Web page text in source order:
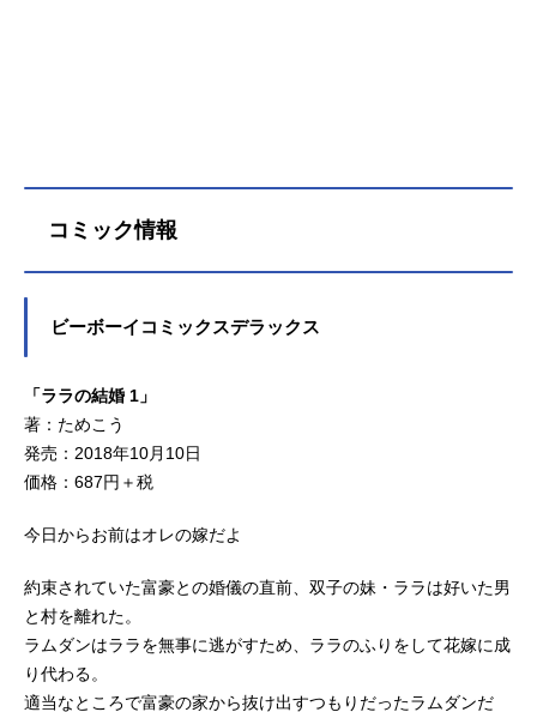
コミック情報
ビーボーイコミックスデラックス
「ララの結婚 1」
著：ためこう
発売：2018年10月10日
価格：687円＋税
今日からお前はオレの嫁だよ
約束されていた富豪との婚儀の直前、双子の妹・ララは好いた男
と村を離れた。
ラムダンはララを無事に逃がすため、ララのふりをして花嫁に成
り代わる。
適当なところで富豪の家から抜け出すつもりだったラムダンだ